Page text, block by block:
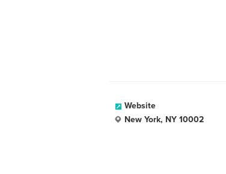
Website
New York, NY 10002